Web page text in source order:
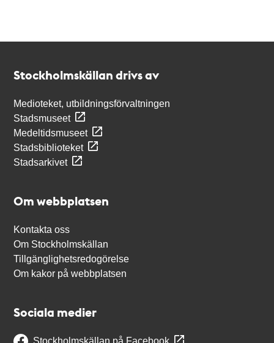
Stockholmskällan drivs av
Medioteket, utbildningsförvaltningen
Stadsmuseet
Medeltidsmuseet
Stadsbiblioteket
Stadsarkivet
Om webbplatsen
Kontakta oss
Om Stockholmskällan
Tillgänglighetsredogörelse
Om kakor på webbplatsen
Sociala medier
Stockholmskällan på Facebook